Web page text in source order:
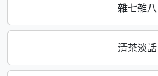
雜七雜八
清茶淡話